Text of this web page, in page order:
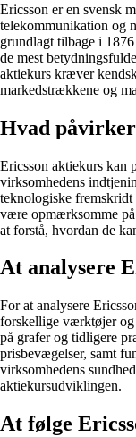
Ericsson er en svensk
telekommunikation og
grundlagt tilbage i
de mest
aktiekurs kræver
markedstrækkene og
Hvad
Ericsson aktiekurs kan
virksomhedens
teknologiske
være opmærksomme
at forstå, hvordan de
At analysere
For at analysere
forskellige værktøjer og
på grafer og tidligere
prisbevægelser, samt
virksomhedens
aktiekursudviklingen.
At følge